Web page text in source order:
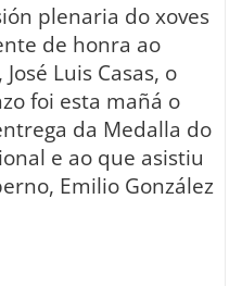
plenaria do xoves
de honra ao
Luis Casas, o
foi esta mañá o
da Medalla do
e ao que asistiu
Emilio González